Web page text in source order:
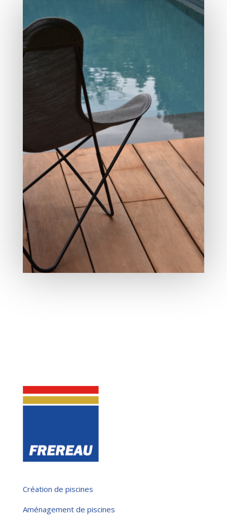
Création de piscines
Aménagement de piscines